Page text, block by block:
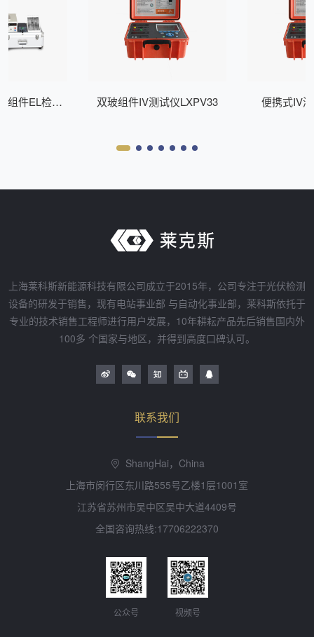
组件EL检测
双玻组件IV测试仪LXPV33 便携式IV
上海莱科斯新能源科技有限公司成立于2015年，公司专注于光伏检测
设备的研发于销售，现有电站事业部 与自动化事业部，莱科斯依托于
专业的技术销售工程师进行用户发展，10年耕耘产品先后销售国内外
100多 个国家与地区，并得到高度口碑认可。
联系我们
ShangHai，China
上海市闵行区东川路555号乙楼1层1001室
江苏省苏州市吴中区吴中大道4409号
全国咨询热线:17706222370
公众号 视频号